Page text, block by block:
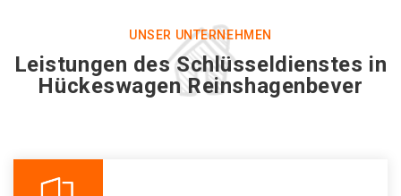
UNSER UNTERNEHMEN
Leistungen des Schlüsseldienstes in
Hückeswagen Reinshagenbever